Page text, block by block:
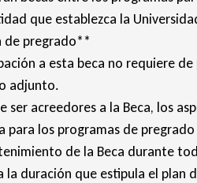
que establezca la
de pregrado**
a esta beca no requiere
adjunto.
ser acreedores a la Beca, los
para los programas de
de la Beca durante
la duración que estipula el plan